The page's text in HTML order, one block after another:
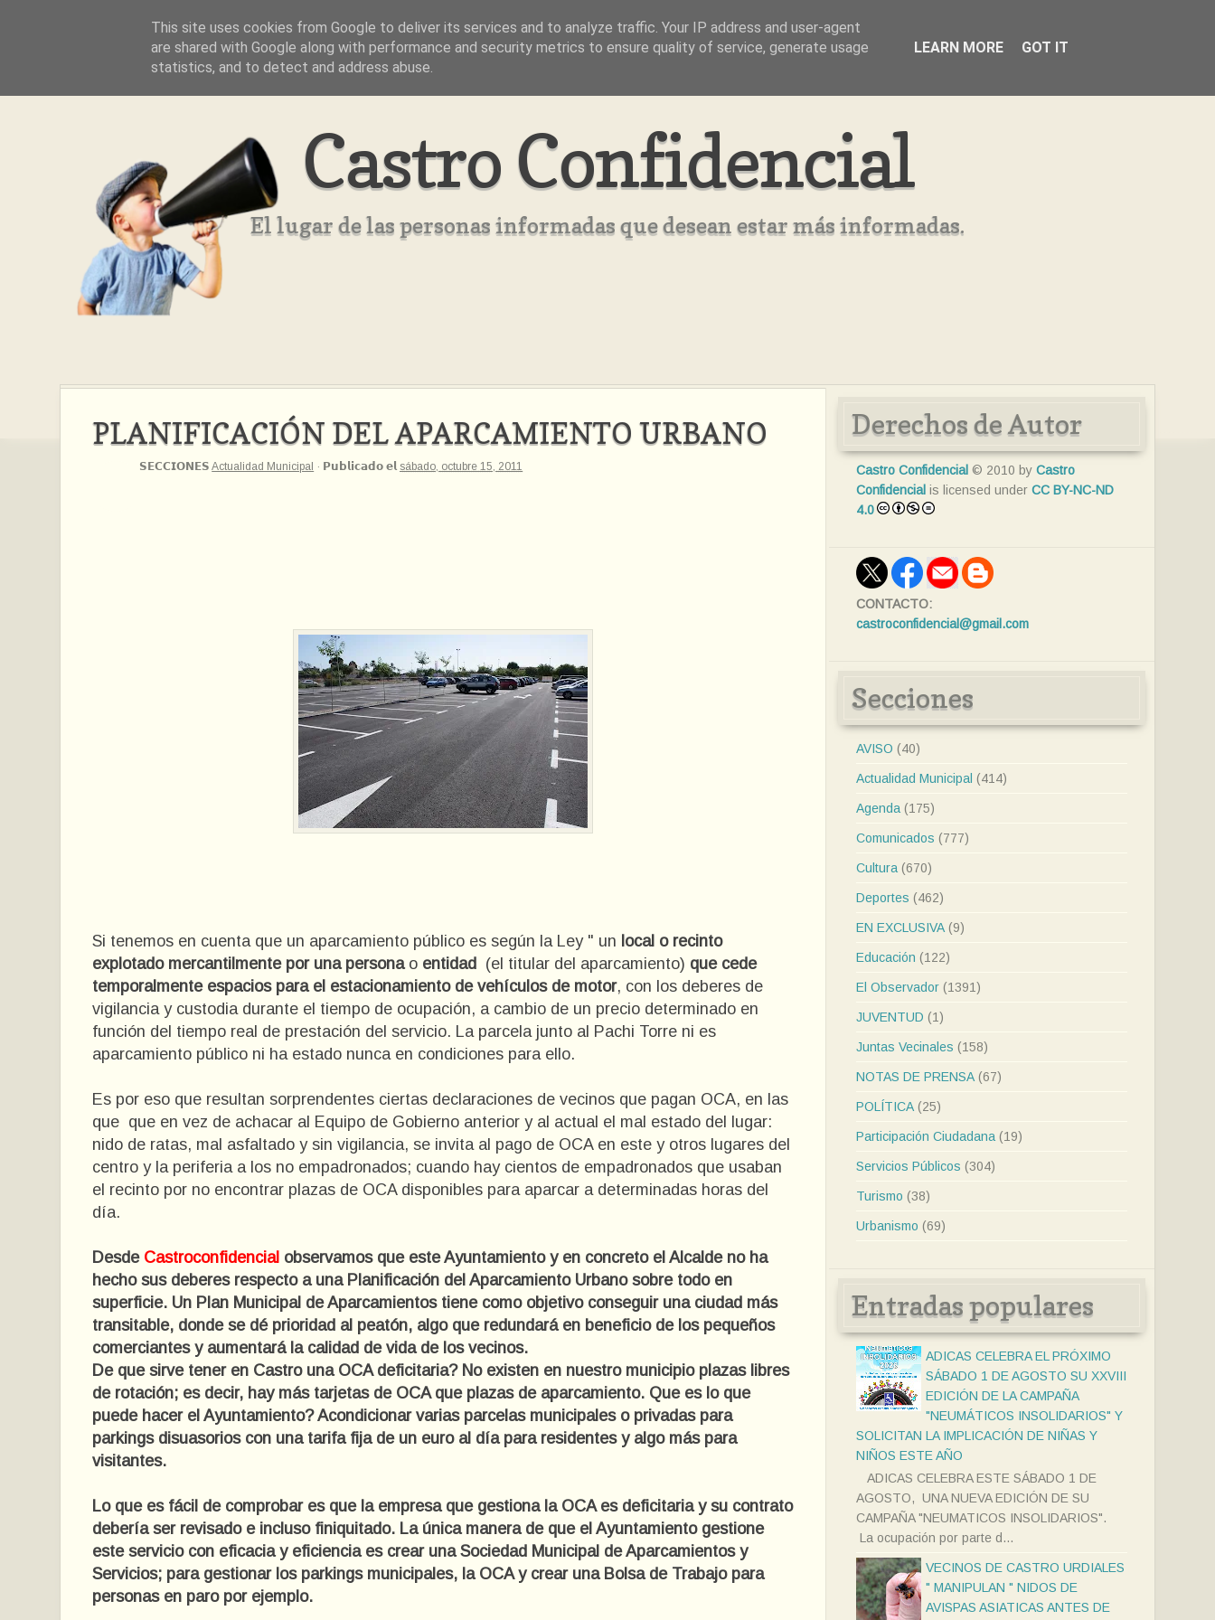
Aviso Legal Quienes Somos ??
Castro Confidencial
El lugar de las personas informadas que desean estar más informadas.
PLANIFICACIÓN DEL APARCAMIENTO URBANO
𝗦𝗘𝗖𝗖𝗜𝗢𝗡𝗘𝗦Actualidad Municipal · 𝗣𝘂𝗯𝗹𝗶𝗰𝗮𝗱𝗼 𝗲𝗹sábado, octubre 15, 2011
Si tenemos en cuenta que un aparcamiento público es según la Ley " un local o recinto
explotado mercantilmente por una personao entidad (el titular del aparcamiento) que cede
temporalmente espacios para el estacionamiento de vehículos de motor, con los deberes de
vigilancia y custodia durante el tiempo de ocupación, a cambio de un precio determinado en
función del tiempo real de prestación del servicio. La parcela junto al Pachi Torre ni es
aparcamiento público ni ha estado nunca en condiciones para ello.
Es por eso que resultan sorprendentes ciertas declaraciones de vecinos que pagan OCA, en las
que que en vez de achacar al Equipo de Gobierno anterior y al actual el mal estado del lugar:
nido de ratas, mal asfaltado y sin vigilancia, se invita al pago de OCA en este y otros lugares del
centro y la periferia a los no empadronados; cuando hay cientos de empadronados que usaban
el recinto por no encontrar plazas de OCA disponibles para aparcar a determinadas horas del
día.
Desde Castroconfidencial observamos que este Ayuntamiento y en concreto el Alcalde no ha
hecho sus deberes respecto a una Planificación del Aparcamiento Urbano sobre todo en
superficie. Un Plan Municipal de Aparcamientos tiene como objetivo conseguir una ciudad más
transitable, donde se dé prioridad al peatón, algo que redundará en beneficio de los pequeños
comerciantes y aumentará la calidad de vida de los vecinos.
De que sirve tener en Castro una OCA deficitaria? No existen en nuestro municipio plazas libres
de rotación; es decir, hay más tarjetas de OCA que plazas de aparcamiento. Que es lo que
puede hacer el Ayuntamiento? Acondicionar varias parcelas municipales o privadas para
parkings disuasorios con una tarifa fija de un euro al día para residentes y algo más para
visitantes.
Lo que es fácil de comprobar es que la empresa que gestiona la OCA es deficitaria y su contrato
debería ser revisado e incluso finiquitado. La única manera de que el Ayuntamiento gestione
este servicio con eficacia y eficiencia es crear una Sociedad Municipal de Aparcamientos y
Servicios; para gestionar los parkings municipales, la OCA y crear una Bolsa de Trabajo para
personas en paro por ejemplo.
Derechos de Autor
Castro Confidencial © 2010 by Castro
Confidencial is licensed under CC BY-NC-ND
4.0
CONTACTO:
castroconfidencial@gmail.com
Secciones
AVISO (40)
Actualidad Municipal (414)
Agenda (175)
Comunicados (777)
Cultura (670)
Deportes (462)
EN EXCLUSIVA (9)
Educación (122)
El Observador (1391)
JUVENTUD (1)
Juntas Vecinales (158)
NOTAS DE PRENSA (67)
POLÍTICA (25)
Participación Ciudadana (19)
Servicios Públicos (304)
Turismo (38)
Urbanismo (69)
Entradas populares
ADICAS CELEBRA EL PRÓXIMO
SÁBADO 1 DE AGOSTO SU XXVIII
EDICIÓN DE LA CAMPAÑA
"NEUMÁTICOS INSOLIDARIOS" Y
SOLICITAN LA IMPLICACIÓN DE NIÑAS Y
NIÑOS ESTE AÑO
ADICAS CELEBRA ESTE SÁBADO 1 DE
AGOSTO, UNA NUEVA EDICIÓN DE SU
CAMPAÑA "NEUMATICOS INSOLIDARIOS".
La ocupación por parte d...
VECINOS DE CASTRO URDIALES
" MANIPULAN " NIDOS DE
AVISPAS ASIATICAS ANTES DE
This site uses cookies from Google to deliver its services and to analyze traffic. Your IP address and user-agent
are shared with Google along with performance and security metrics to ensure quality of service, generate usage
statistics, and to detect and address abuse.
LEARN MORE GOT IT